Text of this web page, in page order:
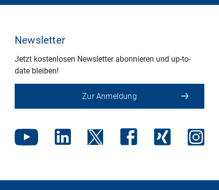
Newsletter
Jetzt kostenlosen Newsletter abonnieren und up-to-
date bleiben!
Zur Anmeldung